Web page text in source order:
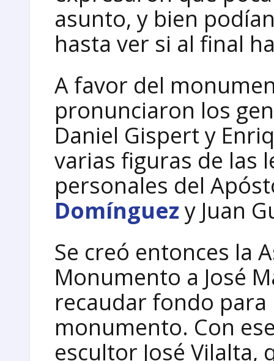
asunto, y bien
hasta ver si al final
A favor del
pronunciaron los
Daniel Gispert y
varias figuras de las
personales del
Domínguezy Juan
Se creó entonces la
Monumento a José
recaudar fondo
monumento. Con
escultor José Vilalta,